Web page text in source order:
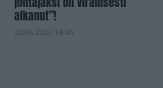
alkanut”!
22.06.2026 18.45